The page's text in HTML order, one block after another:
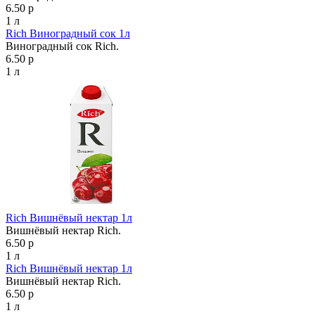
6.50 р
1 л
Rich Виноградный сок 1л
Виноградный сок Rich.
6.50 р
1 л
Rich Вишнёвый нектар 1л
Вишнёвый нектар Rich.
6.50 р
1 л
Rich Вишнёвый нектар 1л
Вишнёвый нектар Rich.
6.50 р
1 л